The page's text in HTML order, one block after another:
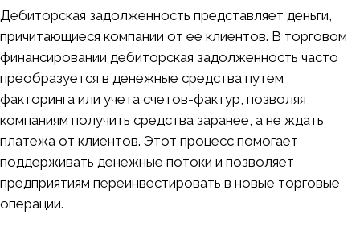
Дебиторская задолженность представляет деньги,
причитающиеся компании от ее клиентов. В торговом
финансировании дебиторская задолженность часто
преобразуется в денежные средства путем
факторинга или учета счетов-фактур, позволяя
компаниям получить средства заранее, а не ждать
платежа от клиентов. Этот процесс помогает
поддерживать денежные потоки и позволяет
предприятиям переинвестировать в новые торговые
операции.